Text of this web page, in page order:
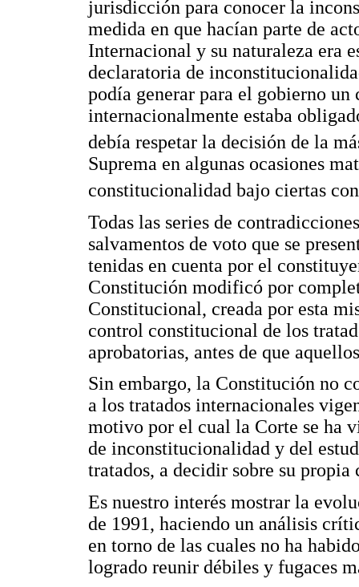
jurisdicción para conocer la
medida en que hacían parte de
Internacional y su naturaleza era
declaratoria de
podía generar para el gobierno
internacionalmente estaba
debía respetar la decisión de la
Suprema en algunas ocasiones
constitucionalidad bajo ciertas
Todas las series de
salvamentos de voto que se
tenidas en cuenta por el
Constitución modificó por
Constitucional, creada por esta
control constitucional de los
aprobatorias, antes de que
Sin embargo, la Constitución no
a los tratados internacionales
motivo por el cual la Corte se ha
de inconstitucionalidad y del
tratados, a decidir sobre su propia
Es nuestro interés mostrar la
de 1991, haciendo un análisis
en torno de las cuales no ha
logrado reunir débiles y fugaces